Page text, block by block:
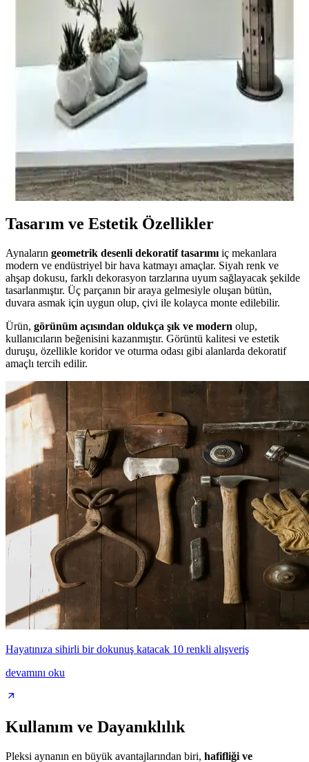
Ant Home Arya ve Effe Yapı Dekor Gold Aynaların
Karşılaştırması ve Seçim Rehberi
Ant Home Arya ve Effe Yapı Dekor Gold aynaların detaylı
karşılaştırmasıyla, ölçü, malzeme ve kullanım alanlarına göre en
uygun aynayı seçmenize yardımcı oluyoruz.
ALMITAL ve NeoStill Dekoratif Aynalar
Karşılaştırması: Hangi Ürün Ev Dekorasyonunuza
ALMITAL ve NeoStill dekoratif aynalar, farklı tasarım ve
özelliklerle ev dekorasyonuna katkı sağlar. Bu karşılaştırma,
ihtiyaçlarınıza uygun en iyi aynayı seçmenize yardımcı olur.
Tasarım ve Estetik Özellikler
Aynaların geometrik desenli dekoratif tasarımı iç mekanlara
modern ve endüstriyel bir hava katmayı amaçlar. Siyah renk ve
ahşap dokusu, farklı dekorasyon tarzlarına uyum sağlayacak şekilde
tasarlanmıştır. Üç parçanın bir araya gelmesiyle oluşan bütün,
duvara asmak için uygun olup, çivi ile kolayca monte edilebilir.
Ürün, görünüm açısından oldukça şık ve modern olup,
kullanıcıların beğenisini kazanmıştır. Görüntü kalitesi ve estetik
duruşu, özellikle koridor ve oturma odası gibi alanlarda dekoratif
amaçlı tercih edilir.
Hayatınıza sihirli bir dokunuş katacak 10 renkli alışveriş
devamını oku
Kullanım ve Dayanıklılık
Pleksi aynanın en büyük avantajlarından biri, hafifliği ve